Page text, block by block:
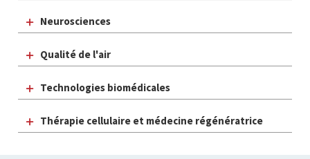
Neurosciences
Qualité de l'air
Technologies biomédicales
Thérapie cellulaire et médecine régénératrice